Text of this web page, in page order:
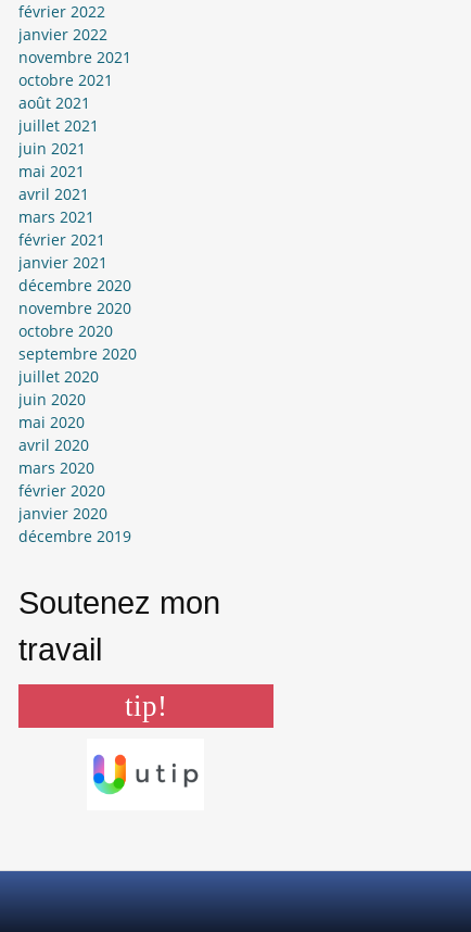
février 2022
janvier 2022
novembre 2021
octobre 2021
août 2021
juillet 2021
juin 2021
mai 2021
avril 2021
mars 2021
février 2021
janvier 2021
décembre 2020
novembre 2020
octobre 2020
septembre 2020
juillet 2020
juin 2020
mai 2020
avril 2020
mars 2020
février 2020
janvier 2020
décembre 2019
Soutenez mon
travail
tip!